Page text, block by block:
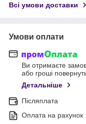
Всі умови доставки
Умови оплати
Ви отримаєте
або гроші
Детальніше
Післяплата
Оплата на рахунок